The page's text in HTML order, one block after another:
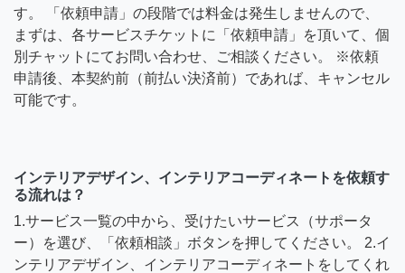
す。 「依頼申請」の段階では料金は発生しませんので、
まずは、各サービスチケットに「依頼申請」を頂いて、個
別チャットにてお問い合わせ、ご相談ください。 ※依頼
申請後、本契約前（前払い決済前）であれば、キャンセル
可能です。
インテリアデザイン、インテリアコーディネートを依頼す
る流れは？
1.サービス一覧の中から、受けたいサービス（サポータ
ー）を選び、「依頼相談」ボタンを押してください。 2.イ
ンテリアデザイン、インテリアコーディネートをしてくれ